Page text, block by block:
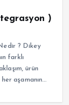
)
? Dikey
farklı
ürün
aşamanın…